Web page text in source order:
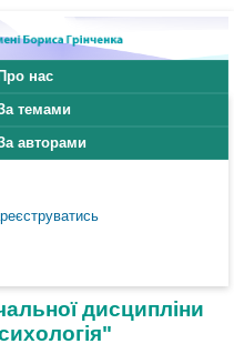
Про нас
темами
авторами
дисципліни